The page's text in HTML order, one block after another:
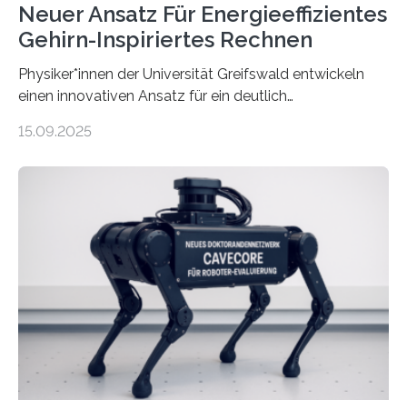
Neuer Ansatz Für Energieeffizientes
Gehirn-Inspiriertes Rechnen
Physiker*innen der Universität Greifswald entwickeln
einen innovativen Ansatz für ein deutlich
Lösungsweg ist inspiriert vom menschlichen Gehirn. Die
stellt die heutige Computertechnik vor
Herausforderungen. Herkömmliche Silizium-
Prozessoren stoßen an ihre Grenzen: Sie verbrauchen
viel Energie, die Speicher- und Verarbeitungseinheiten
sind voneinander getrennt und die Datenübertragung
bremst komplexe Anwendungen aus. Da KI-Modelle
immer größer werden und riesige Datenmengen
verarbeiten müssen, steigt der Bedarf an neuen
Rechenarchitekturen. Neben Quantencomputern
rücken dabei insbesondere…
15.09.2025